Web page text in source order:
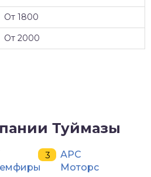
От 1800
От 2000
Туймазы
АРС
Моторс